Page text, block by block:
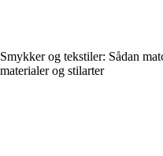
Smykker og tekstiler: Sådan
materialer og stilarter